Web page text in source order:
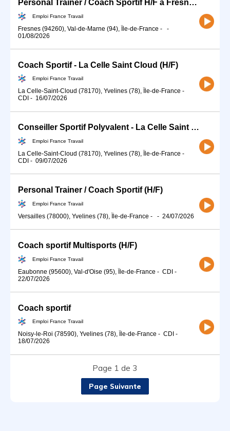
Personal Trainer / Coach Sportif H/F à Fresnes (94) (H/F)
Emploi France Travail
Fresnes (94260), Val-de-Marne (94), Île-de-France -
-
01/08/2026
Coach Sportif - La Celle Saint Cloud (H/F)
Emploi France Travail
La Celle-Saint-Cloud (78170), Yvelines (78), Île-de-France -
CDI - 16/07/2026
Conseiller Sportif Polyvalent - La Celle Saint Cloud (H/F)
Emploi France Travail
La Celle-Saint-Cloud (78170), Yvelines (78), Île-de-France -
CDI - 09/07/2026
Personal Trainer / Coach Sportif (H/F)
Emploi France Travail
Versailles (78000), Yvelines (78), Île-de-France - - 24/07/2026
Coach sportif Multisports (H/F)
Emploi France Travail
Eaubonne (95600), Val-d'Oise (95), Île-de-France - CDI -
22/07/2026
Coach sportif
Emploi France Travail
Noisy-le-Roi (78590), Yvelines (78), Île-de-France - CDI -
18/07/2026
Page 1 de 3
Page Suivante